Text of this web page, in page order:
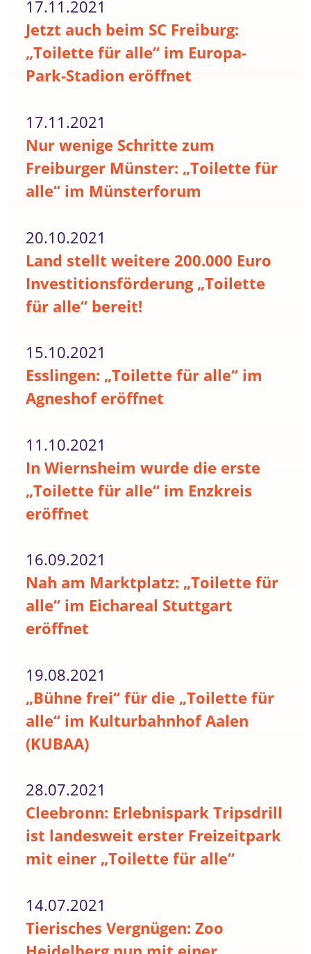
17.11.2021
Jetzt auch beim SC Freiburg:
„Toilette für alle“ im Europa-
Park-Stadion eröffnet
17.11.2021
Nur wenige Schritte zum
Freiburger Münster: „Toilette für
alle“ im Münsterforum
20.10.2021
Land stellt weitere 200.000 Euro
Investitionsförderung „Toilette
für alle“ bereit!
15.10.2021
Esslingen: „Toilette für alle“ im
Agneshof eröffnet
11.10.2021
In Wiernsheim wurde die erste
„Toilette für alle“ im Enzkreis
eröffnet
16.09.2021
Nah am Marktplatz: „Toilette für
alle“ im Eichareal Stuttgart
eröffnet
19.08.2021
„Bühne frei“ für die „Toilette für
alle“ im Kulturbahnhof Aalen
(KUBAA)
28.07.2021
Cleebronn: Erlebnispark Tripsdrill
ist landesweit erster Freizeitpark
mit einer „Toilette für alle“
14.07.2021
Tierisches Vergnügen: Zoo